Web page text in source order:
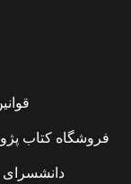
فروشگاه کتاب